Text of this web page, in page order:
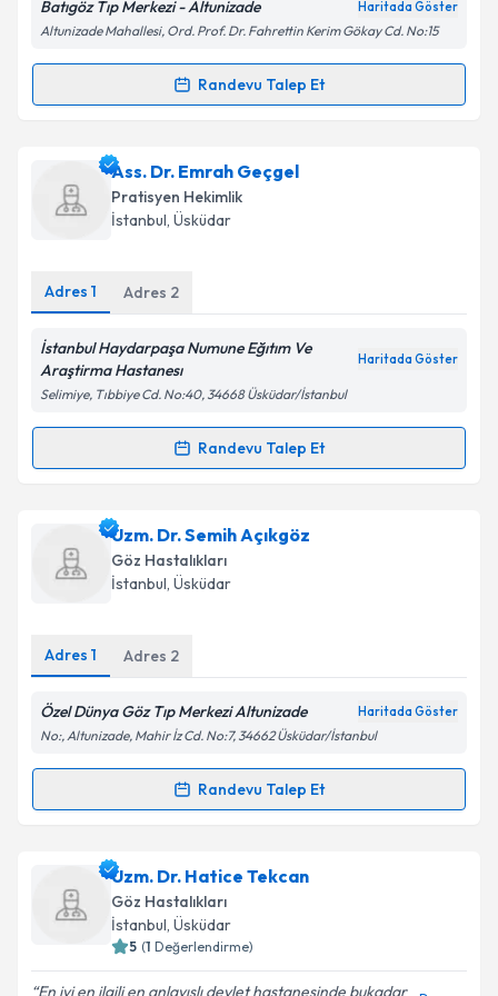
Kişisel verilerimin işlenmesine ilişkinAydınlatma
kapsamda işlenmesini kabul ediyorum.
Takvim Talebini Gönder
Batıgöz Tıp Merkezi - Altunizade Haritada Göster
Altunizade Mahallesi, Ord. Prof. Dr. Fahrettin Kerim Gökay Cd. No:15
Randevu Talep Et
Randevu Takvimi Talebi
Dr. Koray Karadayıiçin randevu takvimi talebi
oluşturun. Size bu uzmandan randevu almanız için bir
takvim hazırlandığında e-posta ile bilgilendireceğiz.
Kişisel verilerimin işlenmesine ilişkin
Aydınlatma
Metni'ni okudum ve kişisel verilerimin belirtilen
Ass. Dr. Emrah Geçgel
Pratisyen Hekimlik
İstanbul, Üsküdar
Adres 1 Adres 2
İstanbul Haydarpaşa Numune Eğıtım Ve
Araştirma Hastanesı
Haritada Göster
Selimiye, Tıbbiye Cd. No:40, 34668 Üsküdar/İstanbul
Randevu Talep Et
Randevu Takvimi Talebi
Ass. Dr. Emrah Geçgeliçin randevu takvimi talebi
oluşturun. Size bu uzmandan randevu almanız için bir
takvim hazırlandığında e-posta ile bilgilendireceğiz.
Kişisel verilerimin işlenmesine ilişkinAydınlatma
kapsamda işlenmesini kabul ediyorum.
Uzm. Dr. Semih Açıkgöz
Göz Hastalıkları
İstanbul, Üsküdar
Adres 1 Adres 2
Özel Dünya Göz Tıp Merkezi Altunizade Haritada Göster
No:, Altunizade, Mahir İz Cd. No:7, 34662 Üsküdar/İstanbul
Randevu Talep Et
Randevu Takvimi Talebi
Uzm. Dr. Semih Açıkgöziçin randevu takvimi talebi
oluşturun. Size bu uzmandan randevu almanız için bir
takvim hazırlandığında e-posta ile bilgilendireceğiz.
Uzm. Dr. Hatice Tekcan
Göz Hastalıkları
İstanbul, Üsküdar
5 (1 Değerlendirme)
En iyi en ilgili en anlayışlı devlet hastanesinde bukadar